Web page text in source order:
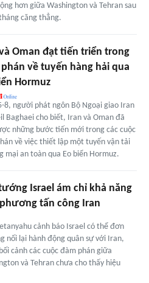
hơn giữa Washington và Tehran sau
căng thẳng.
và Oman đạt tiến triển trong
về tuyến hàng hải qua
Hormuz
8, người phát ngôn Bộ Ngoại giao Iran
Baghaei cho biết, Iran và Oman đã
những bước tiến mới trong các cuộc
về việc thiết lập một tuyến vận tải
mại an toàn qua Eo biển Hormuz.
Israel ám chỉ khả năng
tấn công Iran
cảnh báo Israel có thể đơn
nối lại hành động quân sự với Iran,
cảnh các cuộc đàm phán giữa
và Tehran chưa cho thấy hiệu